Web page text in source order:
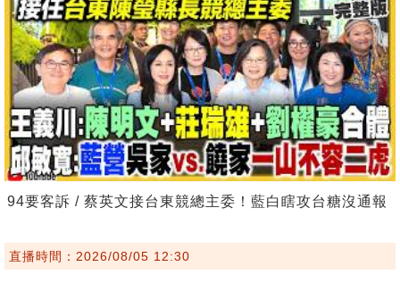
94要客訴 / 蔡英文接台東競總主委！藍白瞎攻台糖沒通報
直播時間：2026/08/05 12:30